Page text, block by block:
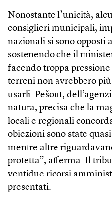
Nonostante l’unicità,
consiglieri municipali,
nazionali si sono opposti
sostenendo che il
facendo troppa
terreni non avrebbero
usarli. Pešout,
natura, precisa che la
locali e regionali
obiezioni sono state
mentre altre
protetta”, afferma. Il
ventidue ricorsi
presentati.